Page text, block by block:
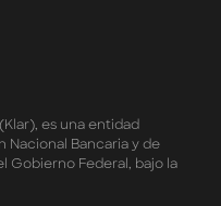
te lleva a la
Dobles “3 de 3” 2026
Tasa de Interés en
(Klar), es una entidad
Nacional Bancaria y de
Gobierno Federal, bajo la